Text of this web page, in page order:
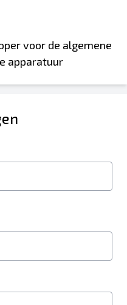
voor de algemene
apparatuur